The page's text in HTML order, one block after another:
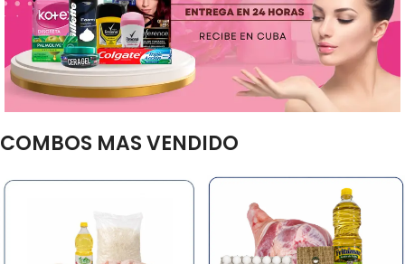
COMBOS MAS VENDIDO